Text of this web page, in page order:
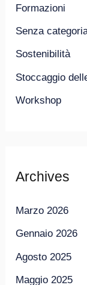
Formazioni
Senza
Sostenibilità
Stoccaggio
Workshop
Archives
Marzo 2026
Gennaio 2026
Agosto 2025
Maggio 2025